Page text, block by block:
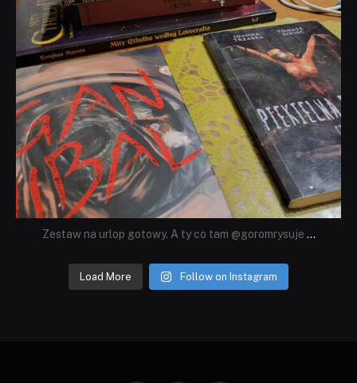
Zestaw na urlop gotowy. A ty co tam @goromrysuje ...
Load More Follow on Instagram